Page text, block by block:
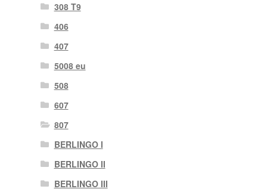
308 T9
406
407
5008 eu
508
607
807
BERLINGO I
BERLINGO II
BERLINGO III